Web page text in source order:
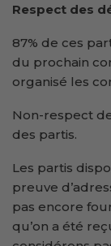
Respect des
87% de ces
du prochain
organisé les
Non-respect
des partis.
Les partis
preuve
pas encore
qu’on a été